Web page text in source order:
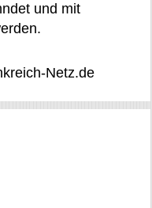
und mit
Netz.de